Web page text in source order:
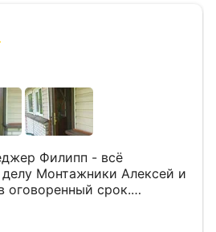
Филипп - всё
Монтажники Алексей и
оговоренный срок.
дверь и установили
час Быстро и качественно